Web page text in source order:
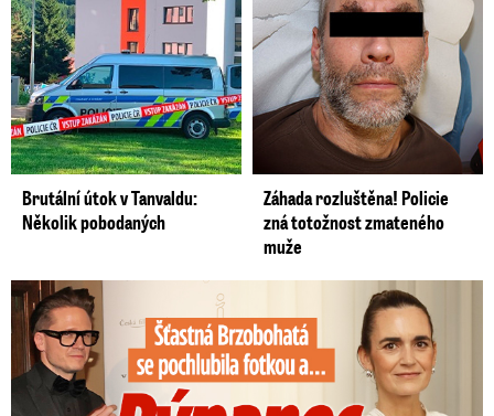
Brutální útok v Tanvaldu:
Několik pobodaných
Záhada rozluštěna! Policie
zná totožnost zmateného
muže
Šťastná Brzobohatá se pochlubila fotkou: Rýpanec od Ondřeje